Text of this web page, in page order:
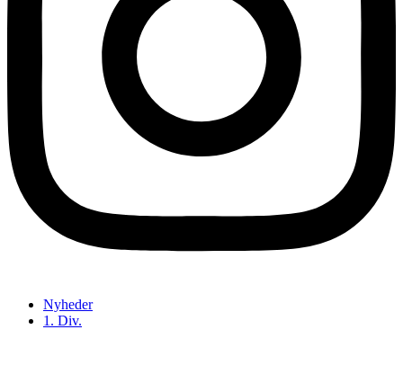
Nyheder
1. Div.